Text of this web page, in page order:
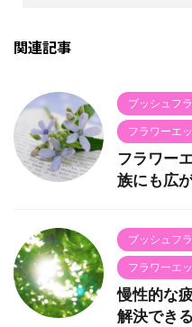
関連記事
ブッシュフ
フラワーエ
フラワー
族にも広が
ブッシュフ
フラワーエ
慢性的な
解決できる